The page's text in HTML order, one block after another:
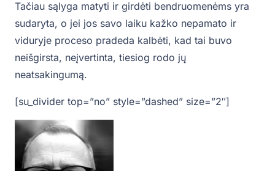
Tačiau sąlyga matyti ir girdėti bendruomenėms yra
sudaryta, o jei jos savo laiku kažko nepamato ir
viduryje proceso pradeda kalbėti, kad tai buvo
neišgirsta, neįvertinta, tiesiog rodo jų
neatsakingumą.
[su_divider top=”no” style=”dashed” size=”2″]